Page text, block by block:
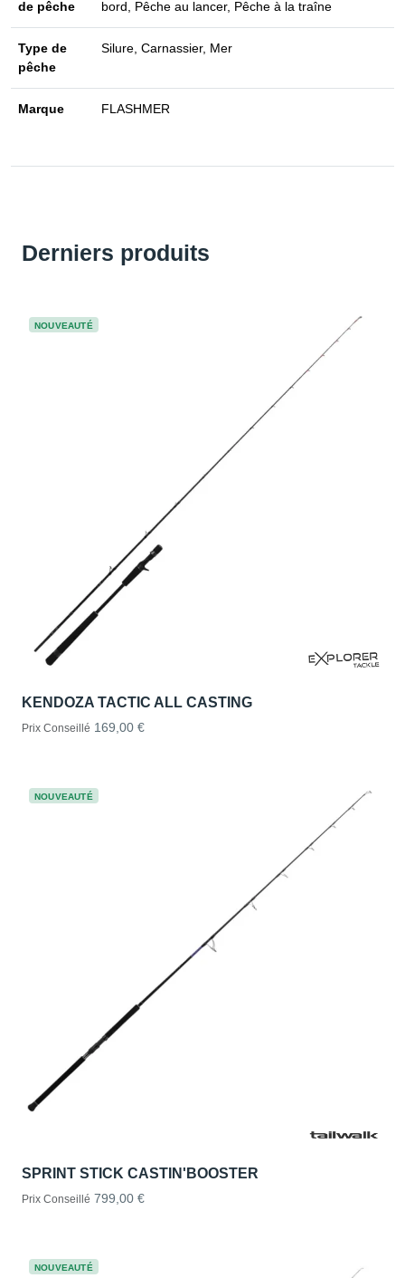
de pêche bord, Pêche au lancer, Pêche à la traîne
Type de
pêche
Silure, Carnassier, Mer
Marque FLASHMER
Derniers produits
NOUVEAUTÉ
KENDOZA TACTIC ALL CASTING
Prix Conseillé 169,00 €
NOUVEAUTÉ
SPRINT STICK CASTIN'BOOSTER
Prix Conseillé 799,00 €
NOUVEAUTÉ